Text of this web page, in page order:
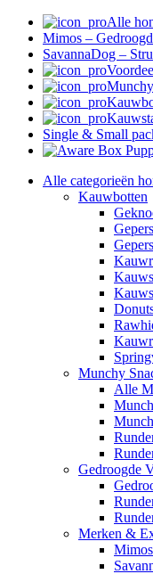
Alle
Mimos –
SavannaDog –
Single & Small
Alle categorieën
Kauwbotten
Munchy
Alle
Gedroogde
Merken &
Mimos